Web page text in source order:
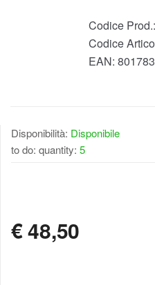
Codice Prod.:
Codice
EAN:
Disponibilità: Disponibile
to do: quantity: 5
€48,50